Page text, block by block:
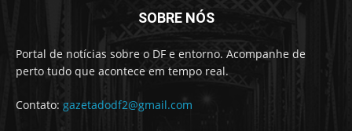
SOBRE NÓS
Portal de notícias sobre o DF e entorno. Acompanhe de
perto tudo que acontece em tempo real.
Contato: gazetadodf2@gmail.com